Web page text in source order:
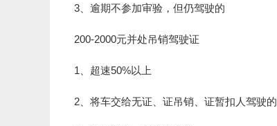
3、逾期不参加审验，但仍驾驶的
200-2000元并处吊销驾驶证
1、超速50%以上
2、将车交给无证、证吊销、证暂扣人驾驶的